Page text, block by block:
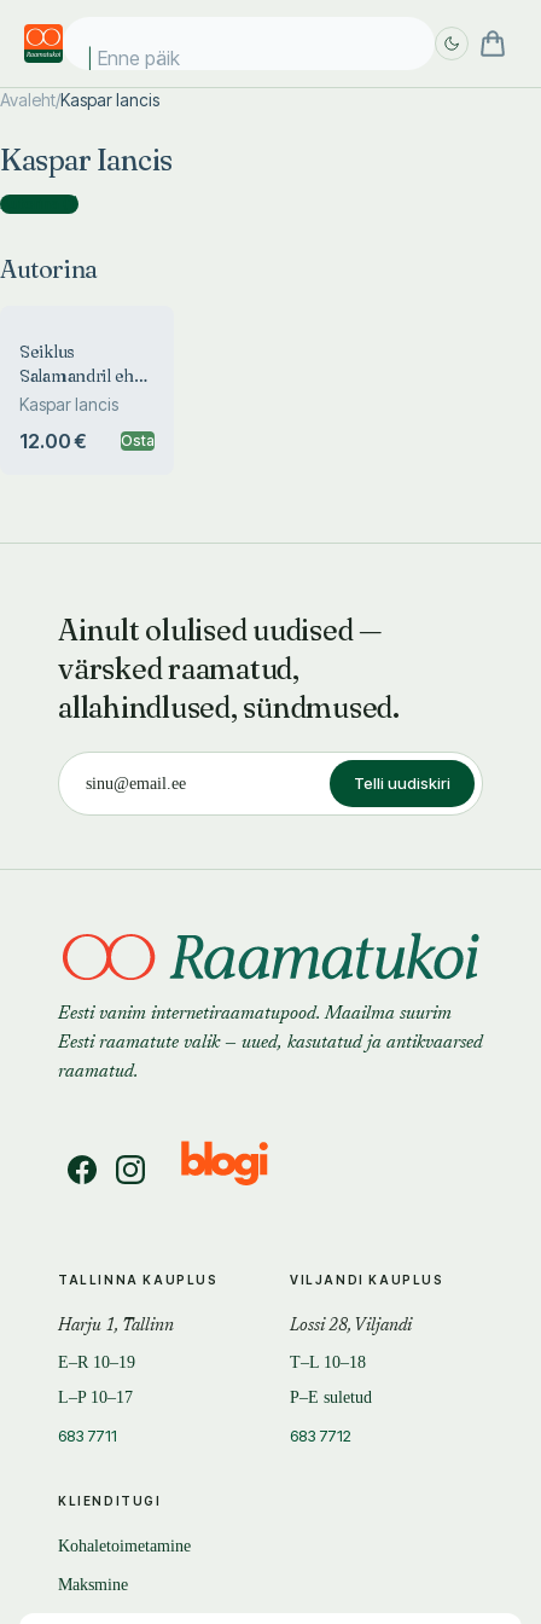
Enne päike
Avaleht/Kaspar Iancis
Kaspar Iancis
Autorina )
Autorina
Seiklus
Salamandril ehk
Morten Viksi
juhtumised
Kaspar Iancis
12.00 € Osta
Ainult olulised uudised —
värsked raamatud,
allahindlused, sündmused.
Telli uudiskiri
Eesti vanim internetiraamatupood. Maailma suurim
Eesti raamatute valik — uued, kasutatud ja antikvaarsed
raamatud.
KLIENDITUGI
Kohaletoimetamine
Maksmine
TALLINNA KAUPLUS
Harju 1, Tallinn
E–R 10–19
L–P 10–17
683 7711
VILJANDI KAUPLUS
Lossi 28, Viljandi
T–L 10–18
P–E suletud
683 7712